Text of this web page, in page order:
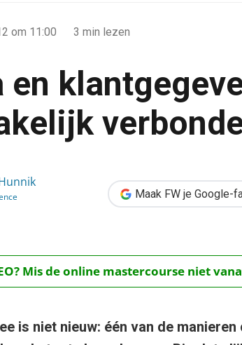
om 11:00 3 min lezen
en
Maak FW je Google-
Mis de online mastercourse niet
is niet nieuw: één van de